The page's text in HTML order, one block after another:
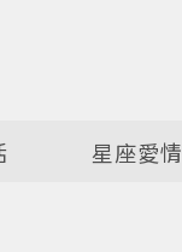
星座愛情